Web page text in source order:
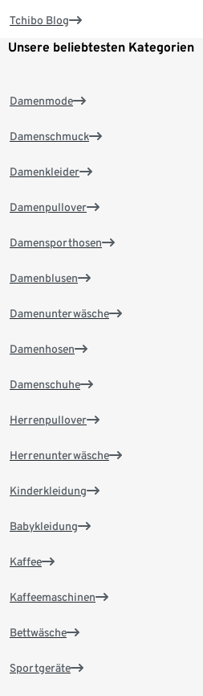
Tchibo Blog
Unsere beliebtesten Kategorien
Damenmode
Damenschmuck
Damenkleider
Damenpullover
Damensporthosen
Damenblusen
Damenunterwäsche
Damenhosen
Damenschuhe
Herrenpullover
Herrenunterwäsche
Kinderkleidung
Babykleidung
Kaffee
Kaffeemaschinen
Bettwäsche
Sportgeräte